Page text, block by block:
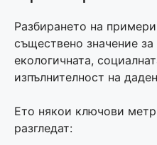
Разбирането на
съществено значение за
екологичната,
изпълнителност на
Ето някои ключови
разгледат: